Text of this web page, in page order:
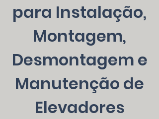
para Instalação,
Montagem,
Desmontagem e
Manutenção de
Elevadores